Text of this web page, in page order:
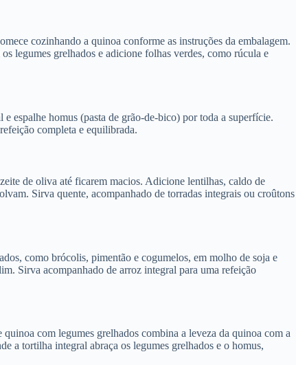
cozinhando a quinoa conforme as instruções da embalagem.
legumes grelhados e adicione folhas verdes, como rúcula e
espalhe homus (pasta de grão-de-bico) por toda a superfície.
completa e equilibrada.
de oliva até ficarem macios. Adicione lentilhas, caldo de
Sirva quente, acompanhado de torradas integrais ou croûtons
como brócolis, pimentão e cogumelos, em molho de soja e
Sirva acompanhado de arroz integral para uma refeição
com legumes grelhados combina a leveza da quinoa com a
a tortilha integral abraça os legumes grelhados e o homus,